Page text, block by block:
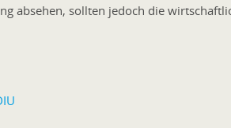
absehen, sollten jedoch die